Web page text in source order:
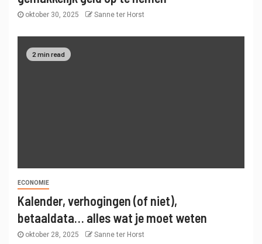
oktober 30, 2025 Sanne ter Horst
2 min read
ECONOMIE
Kalender, verhogingen (of niet),
betaaldata… alles wat je moet weten
oktober 28, 2025 Sanne ter Horst